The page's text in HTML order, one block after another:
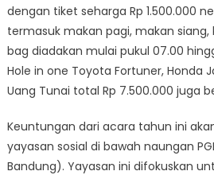
dengan tiket seharga Rp 1.500.000
termasuk makan pagi, makan siang,
bag diadakan mulai pukul 07.00
Hole in one Toyota Fortuner, Honda
Uang Tunai total Rp 7.500.000 juga
Keuntungan dari acara tahun ini
yayasan sosial di bawah naungan
Bandung). Yayasan ini difokuskan